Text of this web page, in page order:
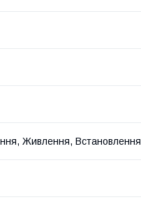
Живлення, Встановлення